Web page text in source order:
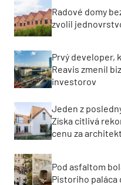
Radové domy
zvolil
Prvý developer,
Reavis zmenil
investorov
Jeden z
Získa citlivá
cenu za
Pod asfaltom
Pistoriho